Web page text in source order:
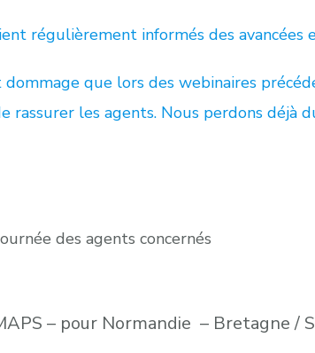
régulièrement informés des avancées
que lors des webinaires
les agents. Nous perdons déjà
des agents concernés
– pour Normandie – Bretagne /